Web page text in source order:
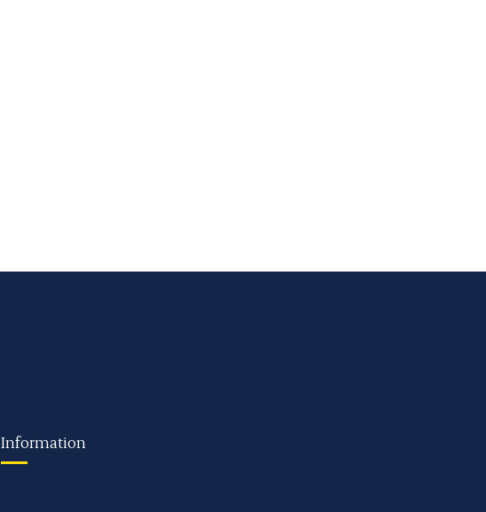
Information